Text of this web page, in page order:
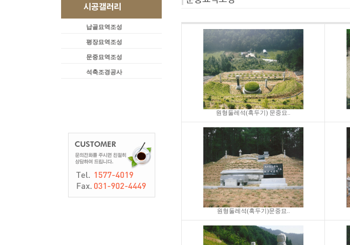
납골묘역조성
평장묘역조성
문중묘역조성
석축조경공사
원형둘레석(혹두기) 문중묘..
원형둘레석(혹두기)문중묘..